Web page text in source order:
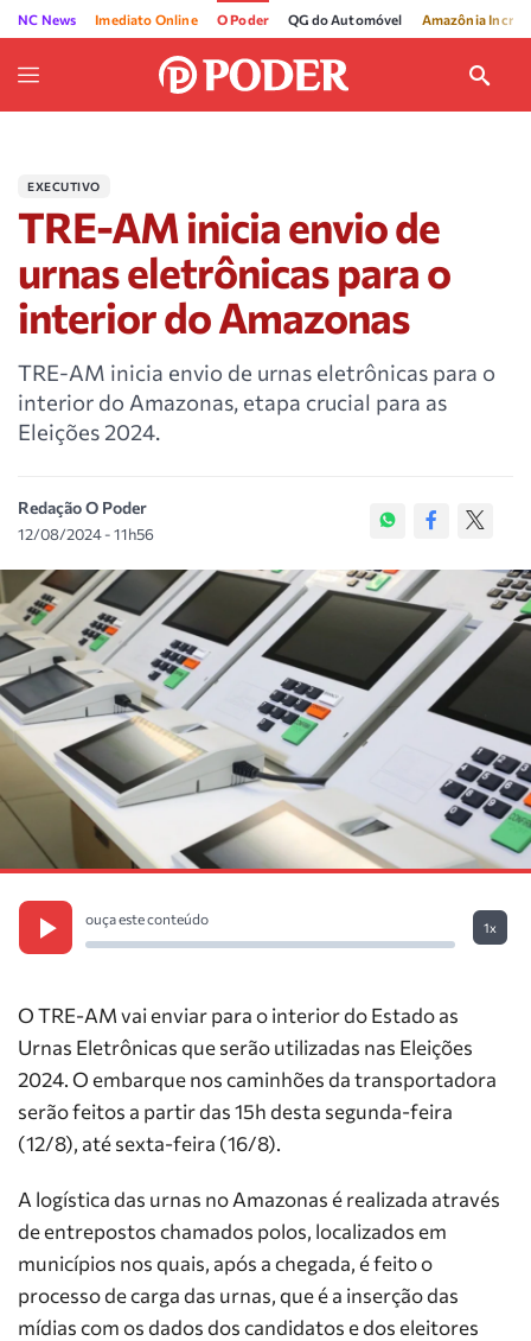
NC News Imediato Online O Poder QG do Automóvel Amazônia
EXECUTIVO
TRE-AM inicia envio de
urnas eletrônicas para o
interior do Amazonas
TRE-AM inicia envio de urnas eletrônicas para o
interior do Amazonas, etapa crucial para as
Eleições 2024.
Redação O Poder
12/08/2024 - 11h56
ouça este conteúdo
1x
O TRE-AM vai enviar para o interior do Estado as
Urnas Eletrônicas que serão utilizadas nas Eleições
2024. O embarque nos caminhões da transportadora
serão feitos a partir das 15h desta segunda-feira
(12/8), até sexta-feira (16/8).
A logística das urnas no Amazonas é realizada através
de entrepostos chamados polos, localizados em
municípios nos quais, após a chegada, é feito o
processo de carga das urnas, que é a inserção das
mídias com os dados dos candidatos e dos eleitores